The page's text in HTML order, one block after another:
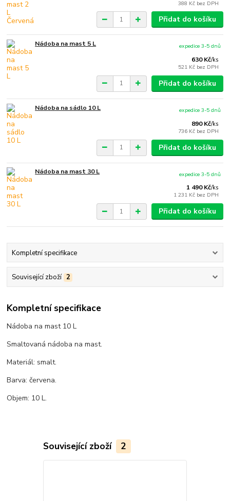
388 Kč bez DPH
Přidat do košíku
Nádoba na mast 5 L
630 Kč/ks
521 Kč bez DPH
expedice 3-5 dnů
Přidat do košíku
Nádoba na sádlo 10 L
890 Kč/ks
736 Kč bez DPH
expedice 3-5 dnů
Přidat do košíku
Nádoba na mast 30 L
1 490 Kč/ks
1 231 Kč bez DPH
expedice 3-5 dnů
Přidat do košíku
Kompletní specifikace
Související zboží 2
Kompletní specifikace
Nádoba na mast 10 L
Smaltovaná nádoba na mast.
Materiál: smalt.
Barva: červena.
Objem: 10 L.
Související zboží 2